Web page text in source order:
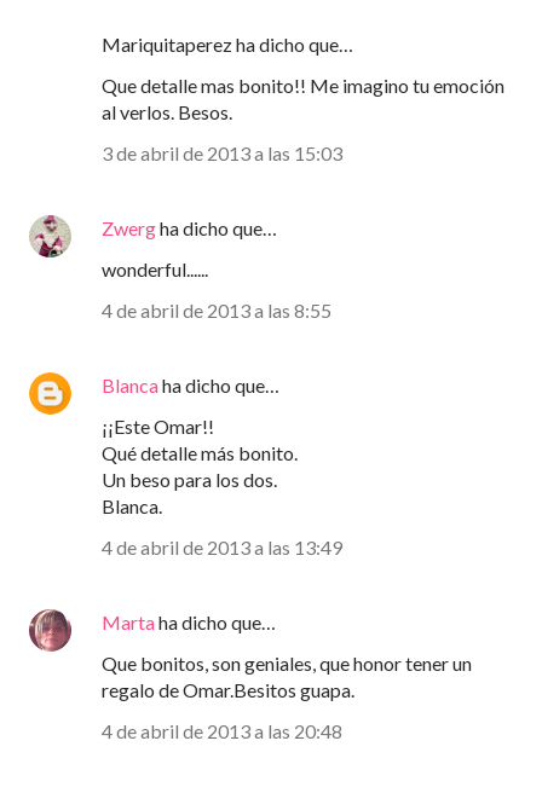
Mariquitaperez ha dicho que…
Que detalle mas bonito!! Me imagino tu emoción
al verlos. Besos.
3 de abril de 2013 a las 15:03
Zwergha dicho que…
wonderful......
4 de abril de 2013 a las 8:55
Blancaha dicho que…
¡¡Este Omar!!
Qué detalle más bonito.
Un beso para los dos.
Blanca.
4 de abril de 2013 a las 13:49
Martaha dicho que…
Que bonitos, son geniales, que honor tener un
regalo de Omar.Besitos guapa.
4 de abril de 2013 a las 20:48